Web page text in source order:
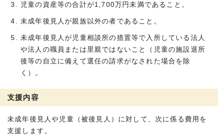
児童の資産等の合計が1,700万円未満であること。
未成年後見人が親族以外の者であること。
未成年後見人が児童相談所の措置等で入所している法人
や法人の職員または里親ではないこと（児童の施設退所
後等の自立に備えて選任の請求がなされた場合を除
く）。
支援内容
未成年後見人や児童（被後見人）に対して、次に係る費用を
支援します。